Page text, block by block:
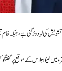
کی لہر دوڑ گئی ہے، جبکہ
میں نیٹو اجلاس کے موقع